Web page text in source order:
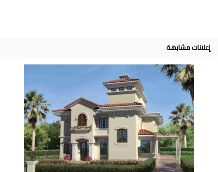
إعلانات مشابهة